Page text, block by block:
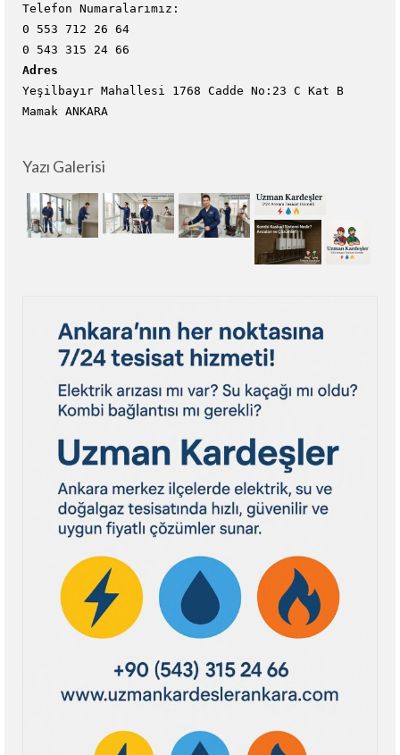
Telefon Numaralarımız:
0 553 712 26 64
0 543 315 24 66
Adres
Yeşilbayır Mahallesi 1768 Cadde No:23 C Kat B
Mamak ANKARA
Yazı Galerisi